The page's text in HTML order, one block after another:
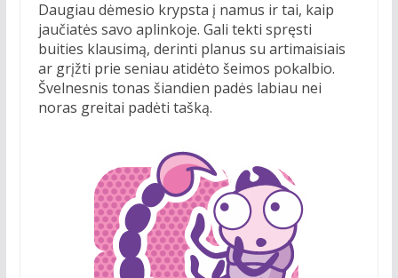
Daugiau dėmesio krypsta į namus ir tai, kaip
jaučiatės savo aplinkoje. Gali tekti spręsti
buities klausimą, derinti planus su artimaisiais
ar grįžti prie seniau atidėto šeimos pokalbio.
Švelnesnis tonas šiandien padės labiau nei
noras greitai padėti tašką.